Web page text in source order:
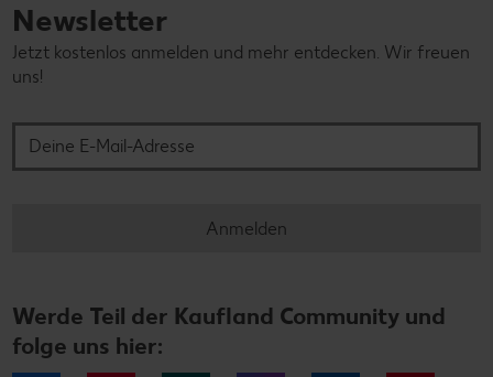
Newsletter
Jetzt kostenlos anmelden und mehr entdecken. Wir freuen
uns!
Anmelden
Werde Teil der Kaufland Community und
folge uns hier: